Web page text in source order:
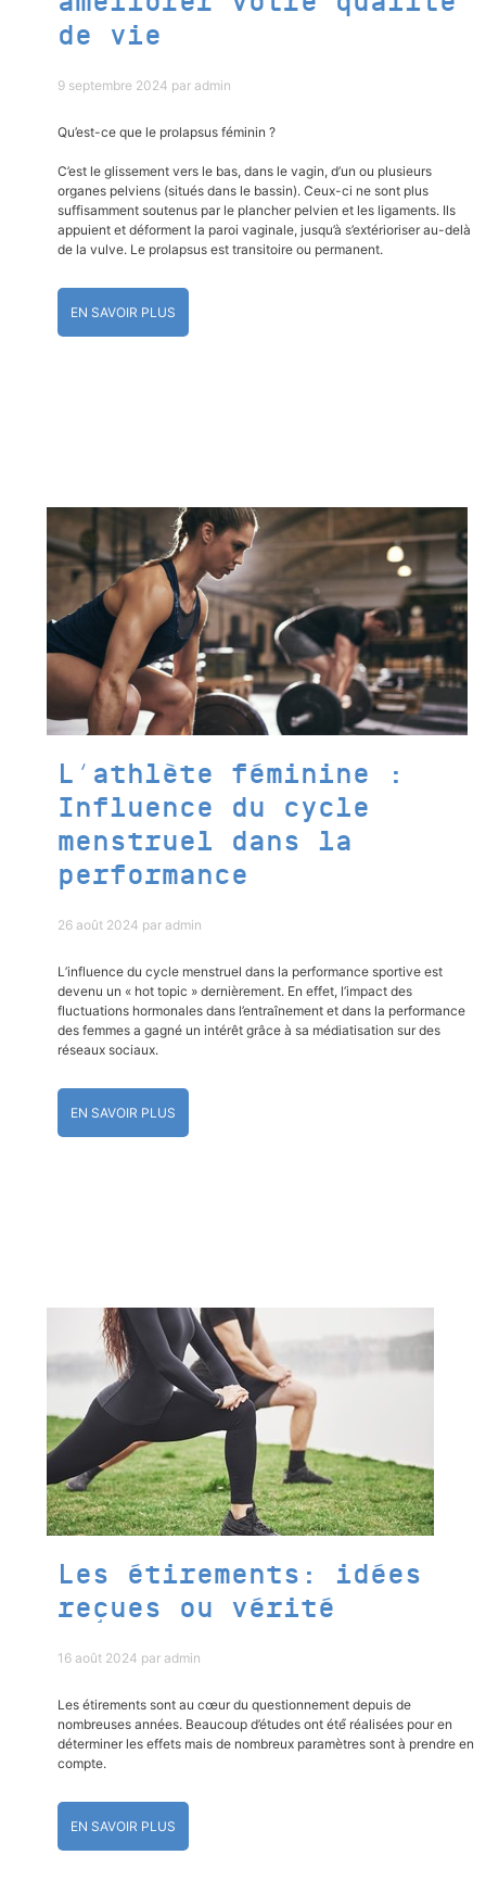
de vie
9 septembre 2024 par admin
Qu’est-ce que le prolapsus féminin ?
C’est le glissement vers le bas, dans le vagin, d’un ou plusieurs
organes pelviens (situés dans le bassin). Ceux-ci ne sont plus
suffisamment soutenus par le plancher pelvien et les ligaments. Ils
appuient et déforment la paroi vaginale, jusqu’à s’extérioriser au-delà
de la vulve. Le prolapsus est transitoire ou permanent.
EN SAVOIR PLUS
L’athlète féminine :
Influence du cycle
menstruel dans la
performance
26 août 2024 par admin
L’influence du cycle menstruel dans la performance sportive est
devenu un « hot topic » dernièrement. En effet, l’impact des
fluctuations hormonales dans l’entraînement et dans la performance
des femmes a gagné un intérêt grâce à sa médiatisation sur des
réseaux sociaux.
EN SAVOIR PLUS
Les étirements: idées
reçues ou vérité
16 août 2024 par admin
Les étirements sont au cœur du questionnement depuis de
nombreuses années. Beaucoup d’études ont été́ réalisées pour en
déterminer les effets mais de nombreux paramètres sont à prendre en
compte.
EN SAVOIR PLUS